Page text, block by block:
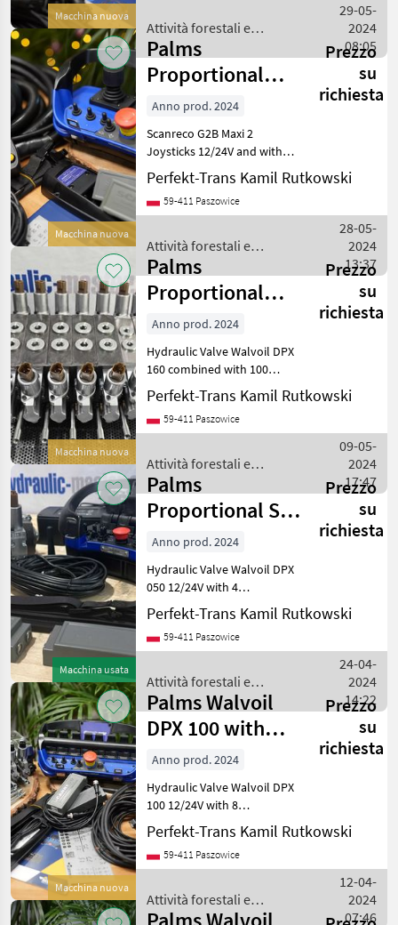
Macchina nuova
Attività forestali e
lavorazione del legno /
Palms
29-05-
2024
08:05
Macchina nuova
Palms
Proportional
Scanreco PWM +
2x JP Joysticks
Prezzo
su
richiesta
Anno prod. 2024
Scanreco G2B Maxi 2
Joysticks 12/24V and with 2
JP PWM joysticks. You can
switch in real time between
radio control and joysticks
and oper
Perfekt-Trans Kamil Rutkowski
59-411 Paszowice
Attività forestali e
lavorazione del legno /
Palms
28-05-
2024
13:37
Macchina nuova
Palms
Proportional
Walvoil DPX160
+ DPX100 9
Functions
Prezzo
su
richiesta
Anno prod. 2024
Hydraulic Valve Walvoil DPX
160 combined with 100
12/24V with 8 Proportional
Sections, Open/Closed
Center and Additional
post-compensati
Perfekt-Trans Kamil Rutkowski
59-411 Paszowice
Attività forestali e
lavorazione del legno /
Palms
09-05-
2024
17:47
Macchina usata
Palms
Proportional Set
Walvoil DPX 50 +
Scanreco G2B
Prezzo
su
richiesta
Anno prod. 2024
Hydraulic Valve Walvoil DPX
050 12/24V with 4
Proportional Sections,
Open Center. The valve
includes a post-
Scanreco G2B Mini 4 pads
12/24V.
Perfekt-Trans Kamil Rutkowski
59-411 Paszowice
Attività forestali e
lavorazione del legno /
Palms
24-04-
2024
14:22
Macchina nuova
Palms Walvoil
DPX 100 with
Scanreco G2B 8
Pads
Prezzo
su
richiesta
Anno prod. 2024
Hydraulic Valve Walvoil DPX
100 12/24V with 8
Proportional Sections,
Open/Closed Center, and
Additional Levers. The
Perfekt-Trans Kamil Rutkowski
59-411 Paszowice
Attività forestali e
lavorazione del legno /
12-04-
2024
07:46